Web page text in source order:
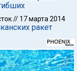
// 17 марта 2014
ракет